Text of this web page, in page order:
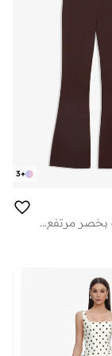
+
3
ليغينغز واسعة بخصر مرتفع أساسي